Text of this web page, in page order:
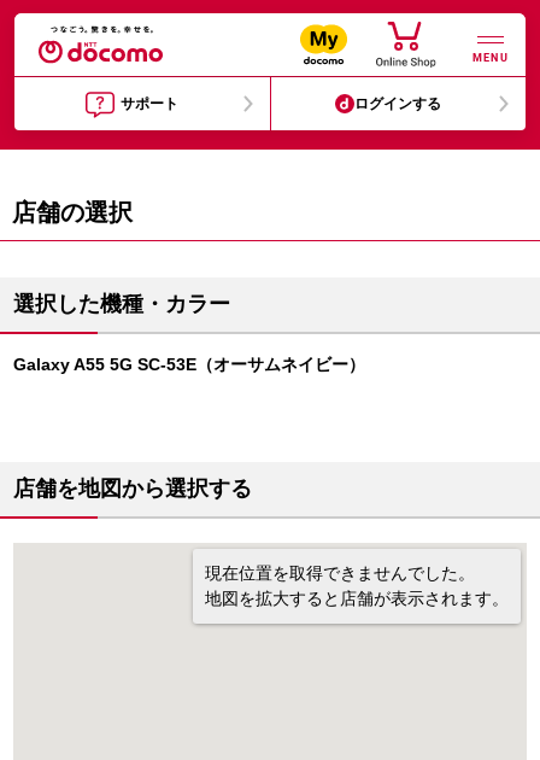
MENU
サポート ログインする
店舗の選択
選択した機種・カラー
Galaxy A55 5G SC-53E（オーサムネイビー）
店舗を地図から選択する
現在位置を取得できませんでした。
地図を拡大すると店舗が表示されます。